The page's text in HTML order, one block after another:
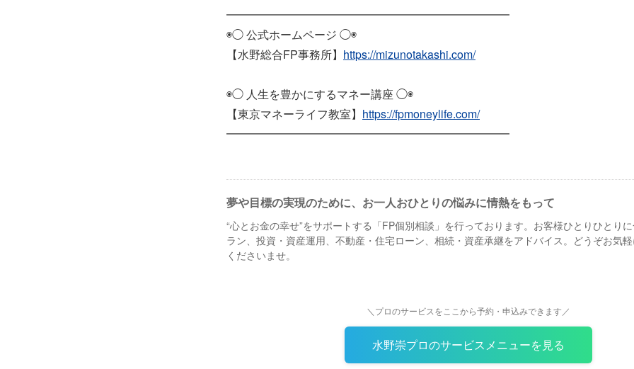
━━━━━━━━━━━━━━━━━━━━━━━━━
◉◯ 公式ホームページ ◯◉
【水野総合FP事務所】 https://mizunotakashi.com/
◉◯ 人生を豊かにするマネー講座 ◯◉
【東京マネーライフ教室】 https://fpmoneylife.com/
━━━━━━━━━━━━━━━━━━━━━━━━━
夢や目標の実現のために、お一人おひとりの悩みに情熱をもって
“心とお金の幸せ”をサポートする「FP個別相談」を行っております。お客様ひとりひとり
ラン、投資・資産運用、不動産・住宅ローン、相続・資産承継をアドバイス。どうぞお気
くださいませ。
＼プロのサービスをここから予約・申込みできます／
水野崇プロのサービスメニューを見る